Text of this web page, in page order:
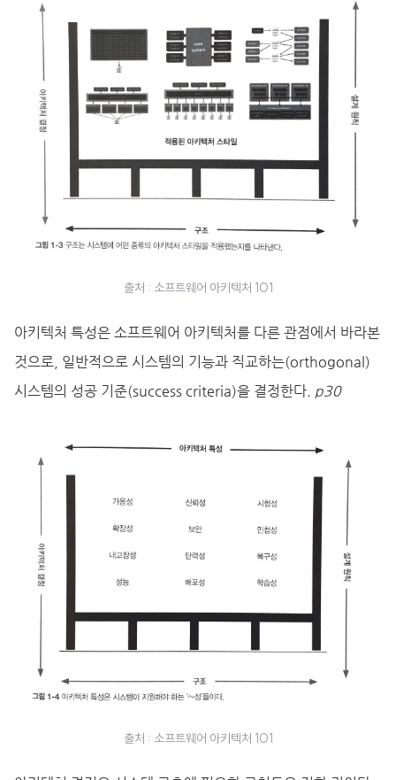
출처 : 소프트웨어 아키텍처 101
아키텍처 특성은 소프트웨어 아키텍처를 다른 관점에서 바라본
것으로, 일반적으로 시스템의 기능과 직교하는(orthogonal)
시스템의 성공 기준(success criteria)을 결정한다. p30
출처 : 소프트웨어 아키텍처 101